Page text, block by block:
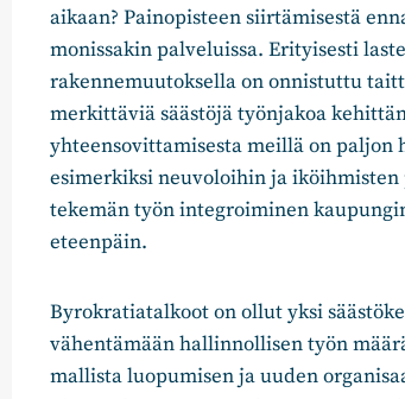
aikaan? Painopisteen siirtämisestä
monissakin palveluissa. Erityisesti
rakennemuutoksella on onnistuttu
merkittäviä säästöjä työnjakoa
yhteensovittamisesta meillä on
esimerkiksi neuvoloihin ja
tekemän työn integroiminen
eteenpäin.
Byrokratiatalkoot on ollut yksi
vähentämään hallinnollisen työn
mallista luopumisen ja uuden